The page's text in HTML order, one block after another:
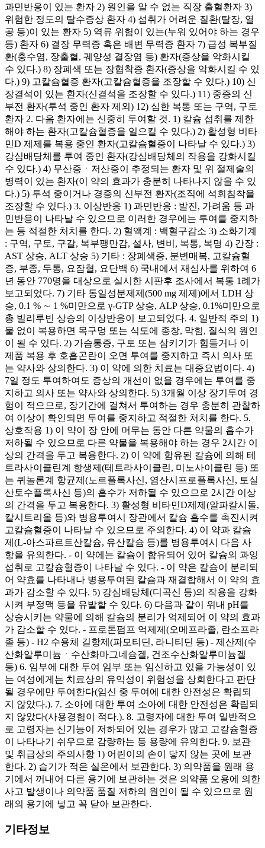
과민반응이 있는 환자 2) 원인을 알 수 없는 직장 출혈환자 3)
위험한 정도의 탈수증상 환자 4) 섭취가 어려운 질환(탈장, 열
공 등)이 있는 환자 5) 역류 위험이 있는(누워 있어야 하는 경우
등) 환자 6) 결장 무력증 혹은 배변 무력증 환자 7) 급성 복부질
환(충수염, 장출혈, 궤양성 결장염 등) 환자(증상을 악화시킬
수 있다.) 8) 장폐색 또는 장협착증 환자(증상을 악화시킬 수 있
다.) 9) 고칼슘혈증 환자(고칼슘혈증을 조장할 수 있다.) 10) 신
장결석이 있는 환자(신결석을 조장할 수 있다.) 11) 중증의 신
부전 환자(투석 중인 환자 제외) 12) 심한 복통 또는 구역, 구토
환자 2. 다음 환자에는 신중히 투여할 것. 1) 칼슘 섭취를 제한
해야 하는 환자(고칼슘혈증을 일으킬 수 있다.) 2) 활성형 비타
민D 제제를 복용 중인 환자(고칼슘혈증이 나타날 수 있다.) 3)
강심배당체를 투여 중인 환자(강심배당체의 작용을 강화시킬
수 있다.) 4) 무산증ㆍ저산증이 추정되는 환자 및 위 절제술의
병력이 있는 환자(이 약의 효과가 충분히 나타나지 않을 수 있
다.) 5) 투석 중이거나 경증의 신부전 환자(조직에 석회침착을
조장할 수 있다.) 3. 이상반응 1) 과민반응 : 발진, 가려움 등 과
민반응이 나타날 수 있으므로 이러한 경우에는 투여를 중지하
는 등 적절한 처치를 한다. 2) 혈액계 : 백혈구감소 3) 소화기계
: 구역, 구토, 구갈, 복부팽만감, 설사, 변비, 복통, 복명 4) 간장 :
AST 상승, ALT 상승 5) 기타 : 장폐색증, 분변매복, 고칼슘혈
증, 부종, 두통, 요잠혈, 요단백 6) 국내에서 재심사를 위하여 6
년 동안 770명을 대상으로 실시한 시판후 조사에서 복통 1례가
보고되었다. 7) 기타 동일성분제제(500 mg 제제)에서 LDH 상
승, 0.1 % ∼ 1 %미만으로 γ-GTP 상승, ALP 상승, 0.1%미만으로
총 빌리루빈 상승의 이상반응이 보고되었다. 4. 일반적 주의 1)
물 없이 복용하면 목구멍 또는 식도에 종창, 막힘, 질식의 원인
이 될 수 있다. 2) 가슴통증, 구토 또는 삼키기가 힘들거나 이
제품 복용 후 호흡곤란이 오면 투여를 중지하고 즉시 의사 또
는 약사와 상의한다. 3) 이 약에 의한 치료는 대증요법이다. 4)
7일 정도 투여하여도 증상의 개선이 없을 경우에는 투여를 중
지하고 의사 또는 약사와 상의한다. 5) 3개월 이상 장기투여 경
험이 적으므로, 장기간에 걸쳐서 투여하는 경우 충분히 관찰하
여 이상이 확인되면 투여를 중지하고 적절한 처치를 한다. 5.
상호작용 1) 이 약이 장 안에 머무는 동안 다른 약물의 흡수가
저하될 수 있으므로 다른 약물을 복용해야 하는 경우 2시간 이
상의 간격을 두고 복용한다. 2) 이 약에 함유된 칼슘에 의해 테
트라사이클린계 항생제(테트라사이클린, 미노사이클린 등) 또
는 퀴놀론계 항균제(노르플록사신, 염산시프로플록사신, 토실
산토수플록사신 등)의 흡수가 저하될 수 있으므로 2시간 이상
의 간격을 두고 복용한다. 3) 활성형 비타민D제제(알파칼시돌,
칼시트리올 등)와 병용투여시 장관에서 칼슘 흡수를 촉진시켜
고칼슘혈증이 나타날 수 있으므로 주의한다. 4) 이 약과 칼슘
제(L-아스파르트산칼슘, 유산칼슘 등)를 병용투여시 다음 사
항을 유의한다. - 이 약에는 칼슘이 함유되어 있어 칼슘의 과잉
섭취로 고칼슘혈증이 나타날 수 있다. - 이 약은 칼슘이 분리되
어 약효를 나타내나 병용투여된 칼슘과 재결합해서 이 약의 효
과가 감소할 수 있다. 5) 강심배당체(디곡신 등)의 작용을 강화
시켜 부정맥 등을 유발할 수 있다. 6) 다음과 같이 위내 pH를
상승시키는 약물에 의해 칼슘의 분리가 억제되어 이 약의 효과
가 감소할 수 있다. - 프로톤펌프 억제제(오메프라졸, 란소프라
졸 등) - H2 수용체 길항제(파모티딘, 라니티딘 등) - 제산제(수
산화알루미늄ㆍ수산화마그네슘겔, 건조수산화알루미늄겔
등) 6. 임부에 대한 투여 임부 또는 임신하고 있을 가능성이 있
는 여성에게는 치료상의 유익성이 위험성을 상회한다고 판단
될 경우에만 투여한다(임신 중 투여에 대한 안전성은 확립되
지 않았다.). 7. 소아에 대한 투여 소아에 대한 안전성은 확립되
지 않았다(사용경험이 적다.). 8. 고령자에 대한 투여 일반적으
로 고령자는 신기능이 저하되어 있는 경우가 많고 고칼슘혈증
이 나타나기 쉬우므로 감량하는 등 용량에 유의한다. 9. 보관
및 취급상의 주의사항 1) 어린이의 손이 닿지 않는 곳에 보관
한다. 2) 습기가 적은 실온에서 보관한다. 3) 의약품을 원래 용
기에서 꺼내어 다른 용기에 보관하는 것은 의약품 오용에 의한
사고 발생이나 의약품 품질 저하의 원인이 될 수 있으므로 원
래의 용기에 넣고 꼭 닫아 보관한다.
기타정보